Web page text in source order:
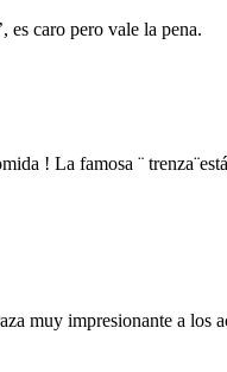
es caro pero vale la pena.
! La famosa ¨
muy impresionante a los